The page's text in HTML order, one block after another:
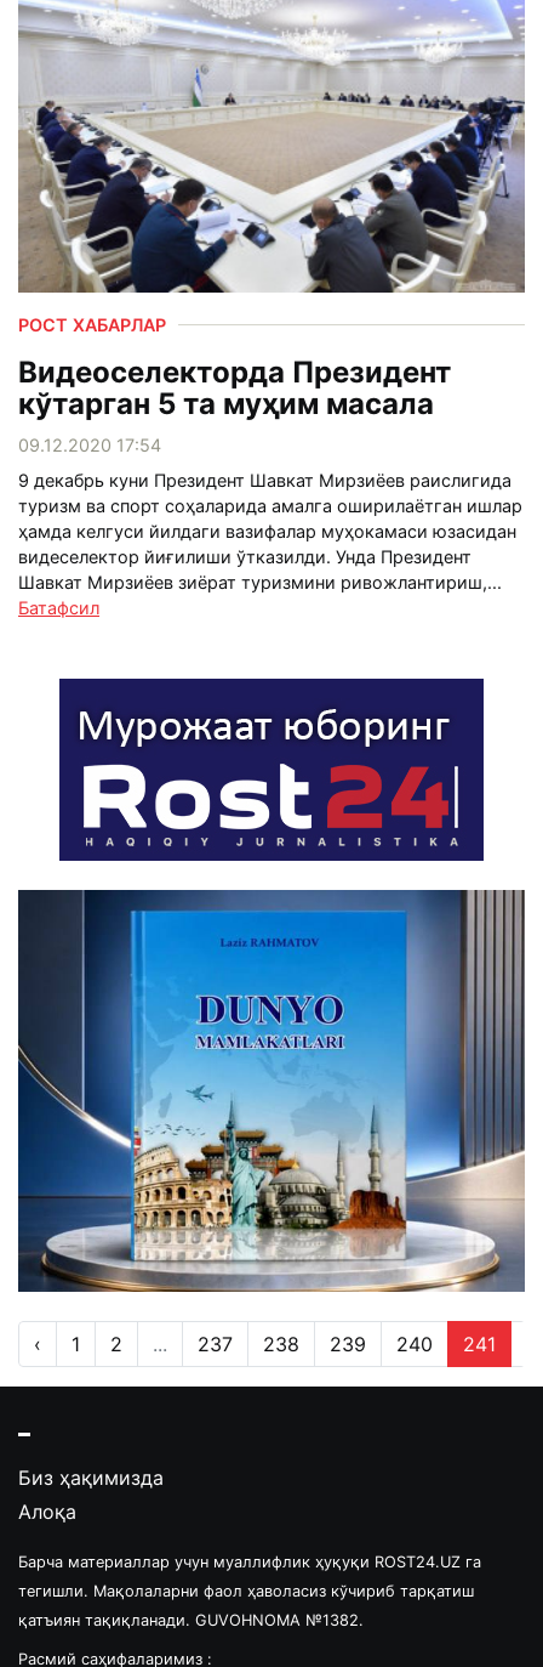
РОСТ ХАБАРЛАР
Видеоселекторда Президент
кўтарган 5 та муҳим масала
09.12.2020 17:54
9 декабрь куни Президент Шавкат Мирзиёев раислигида
туризм ва спорт соҳаларида амалга оширилаётган ишлар
ҳамда келгуси йилдаги вазифалар муҳокамаси юзасидан
видеселектор йиғилиши ўтказилди. Унда Президент
Шавкат Мирзиёев зиёрат туризмини ривожлантириш,...
Батафсил
‹ 1 2 ... 237 238 239 240 241
Биз ҳақимизда
Алоқа
Барча материаллар учун муаллифлик ҳуқуқи ROST24.UZ га
тегишли. Мақолаларни фаол ҳаволасиз кўчириб тарқатиш
қатъиян тақиқланади. GUVOHNOMA №1382.
Расмий саҳифаларимиз :